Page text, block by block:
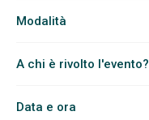
Modalità
A chi è rivolto l'evento?
Data e ora